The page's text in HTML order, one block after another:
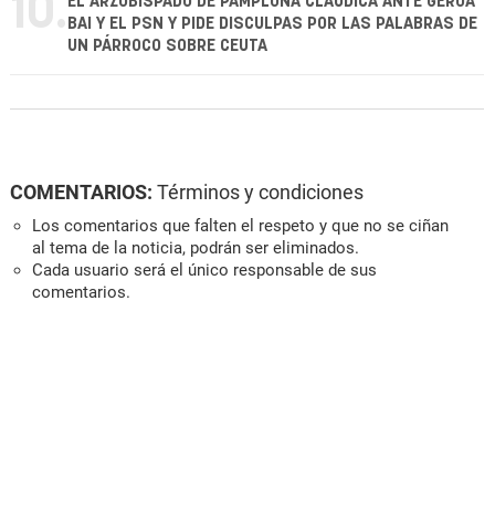
10. BAI Y EL PSN Y PIDE DISCULPAS POR LAS PALABRAS DE
UN PÁRROCO SOBRE CEUTA
COMENTARIOS: Términos y condiciones
Los comentarios que falten el respeto y que no se ciñan
al tema de la noticia, podrán ser eliminados.
Cada usuario será el único responsable de sus
comentarios.